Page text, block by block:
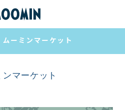
ムーミンマーケット
マーケット